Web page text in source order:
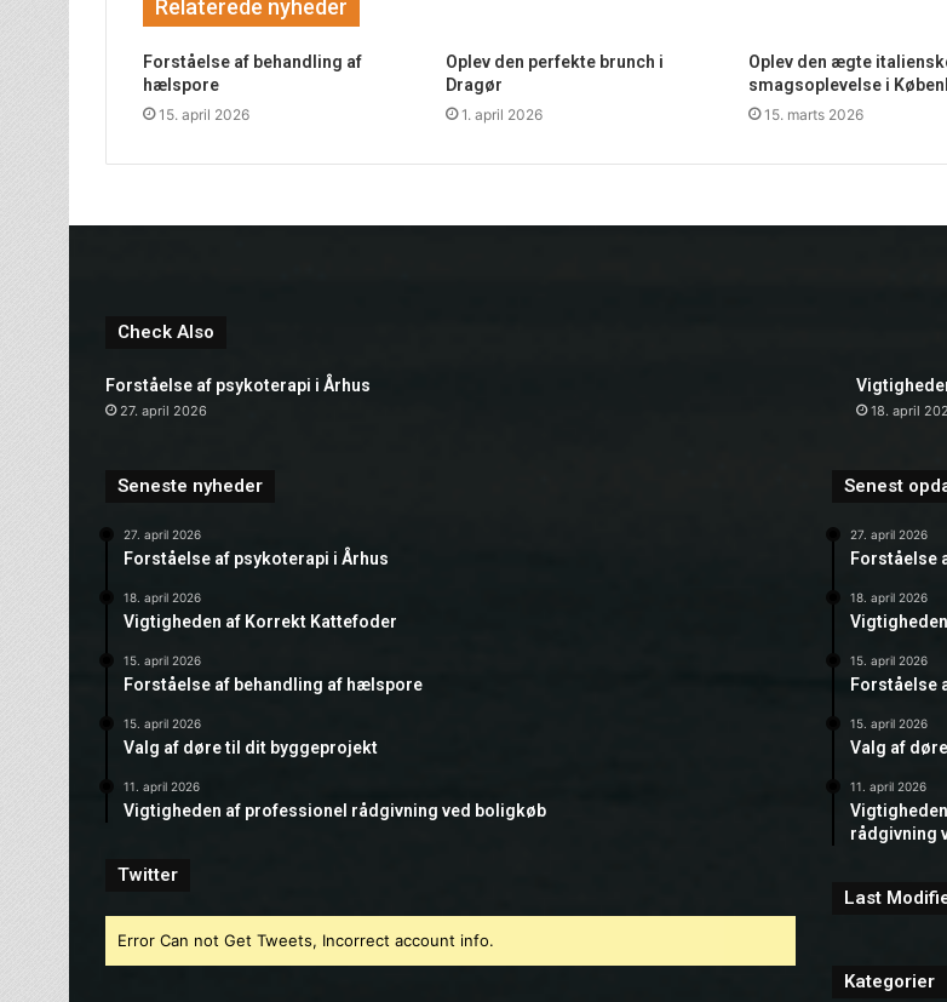
Relaterede nyheder
Forståelse af behandling af
hælspore
15. april 2026
Oplev den perfekte brunch i
Dragør
1. april 2026
Oplev den ægte
smagsoplevelse i
15. marts 2026
Check Also
Forståelse af psykoterapi i Århus
27. april 2026 18. april
Seneste nyheder
27. april 2026
Forståelse af psykoterapi i Århus
18. april 2026
Vigtigheden af Korrekt Kattefoder
15. april 2026
Forståelse af behandling af hælspore
15. april 2026
Valg af døre til dit byggeprojekt
11. april 2026
Vigtigheden af professionel rådgivning ved boligkøb
Twitter
Error Can not Get Tweets, Incorrect account info.
Senest
27. april 2026
Forståelse
18. april 2026
15. april 2026
Forståelse
15. april 2026
Valg af
11. april 2026
rådgivning
Last
Kategorier